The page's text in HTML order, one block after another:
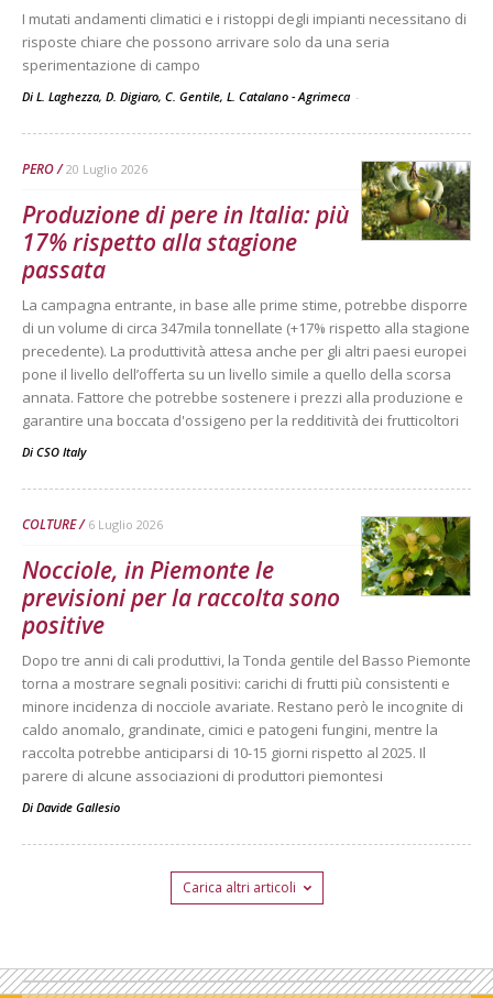
I mutati andamenti climatici e i ristoppi degli impianti necessitano di
risposte chiare che possono arrivare solo da una seria
sperimentazione di campo
Di L. Laghezza, D. Digiaro, C. Gentile, L. Catalano - Agrimeca -
PERO 20 Luglio 2026
Produzione di pere in Italia: più
17% rispetto alla stagione
passata
La campagna entrante, in base alle prime stime, potrebbe disporre
di un volume di circa 347mila tonnellate (+17% rispetto alla stagione
precedente). La produttività attesa anche per gli altri paesi europei
pone il livello dell’offerta su un livello simile a quello della scorsa
annata. Fattore che potrebbe sostenere i prezzi alla produzione e
garantire una boccata d'ossigeno per la redditività dei frutticoltori
Di CSO Italy
COLTURE 6 Luglio 2026
Nocciole, in Piemonte le
previsioni per la raccolta sono
positive
Dopo tre anni di cali produttivi, la Tonda gentile del Basso Piemonte
torna a mostrare segnali positivi: carichi di frutti più consistenti e
minore incidenza di nocciole avariate. Restano però le incognite di
caldo anomalo, grandinate, cimici e patogeni fungini, mentre la
raccolta potrebbe anticiparsi di 10-15 giorni rispetto al 2025. Il
parere di alcune associazioni di produttori piemontesi
Di Davide Gallesio
Carica altri articoli